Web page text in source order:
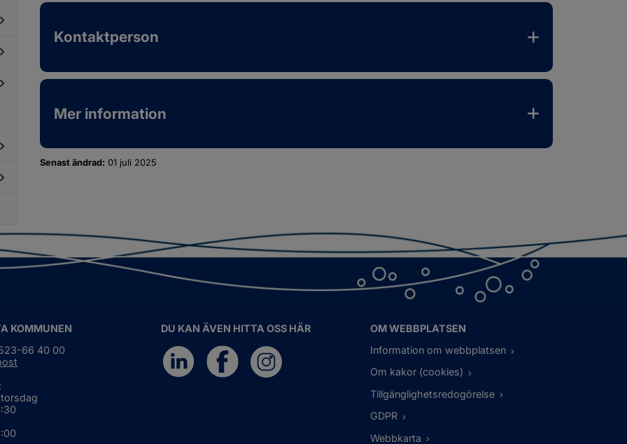
i
Kontaktperson
Mer information
Senast ändrad: 01 juli 2025
KOMMUNEN
66 40 00
DU KAN ÄVEN HITTA OSS HÄR
OM WEBBPLATSEN
Information om webbplatsen
Om kakor (cookies)
Tillgänglighetsredogörelse
GDPR
Webbkarta